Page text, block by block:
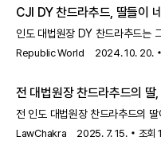
CJI DY 찬드라추드, 딸들이
있다고 공개
인도 대법원장 DY 찬드라추드는
근병증이라는 희귀 질환을 앓고 있
Republic World 2024. 10. 20.
전 대법원장 찬드라추드의 딸
전 인도 대법원장 찬드라추드의
근병증을 앓고 있습니다. 이 질환
LawChakra 2025. 7. 15. 조회